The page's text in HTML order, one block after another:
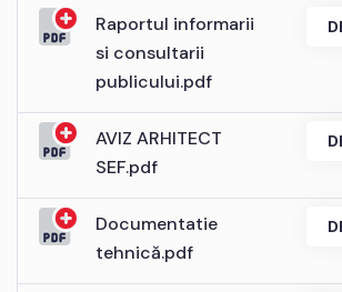
Raportul informarii
si consultarii
publicului.pdf
AVIZ ARHITECT
SEF.pdf
Documentatie
tehnică.pdf